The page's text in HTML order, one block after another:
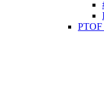
PTOF